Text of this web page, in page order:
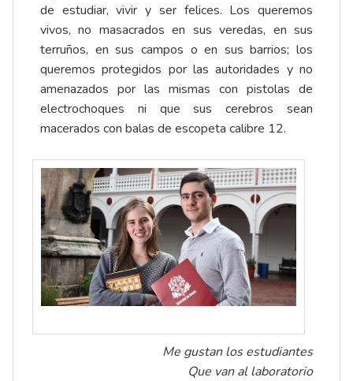
de estudiar, vivir y ser felices. Los queremos
vivos, no masacrados en sus veredas, en sus
terruños, en sus campos o en sus barrios; los
queremos protegidos por las autoridades y no
amenazados por las mismas con pistolas de
electrochoques ni que sus cerebros sean
macerados con balas de escopeta calibre 12.
Me gustan los estudiantes
Que van al laboratorio